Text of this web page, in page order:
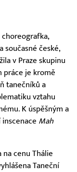
choreografka,
současné české,
v Praze skupinu
práce je kromě
tanečníků a
vztahu
K úspěšným a
Mah
cenu Thálie
Taneční